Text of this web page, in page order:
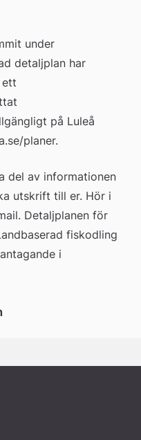
under
detaljplan har
ett
på Luleå
planer.
del av informationen
utskrift till er. Hör i
Detaljplanen för
fiskodling
i